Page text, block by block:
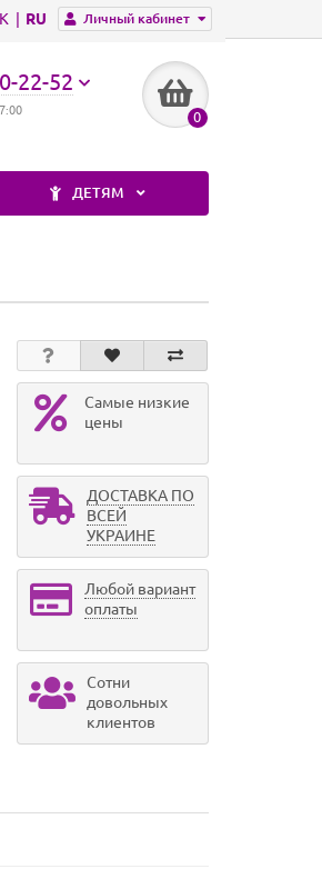
Личный кабинет
RU
22-52
0
ДЕТЯМ
Самые низкие
цены
ДОСТАВКА ПО
ВСЕЙ
УКРАИНЕ
Любой вариант
оплаты
Сотни
довольных
клиентов